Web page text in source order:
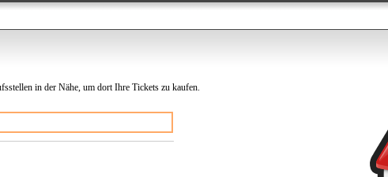
in der Nähe, um dort Ihre Tickets zu kaufen.